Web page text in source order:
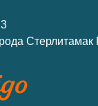
Стерлитамак